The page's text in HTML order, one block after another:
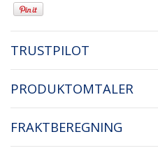
TRUSTPILOT
PRODUKTOMTALER
FRAKTBEREGNING